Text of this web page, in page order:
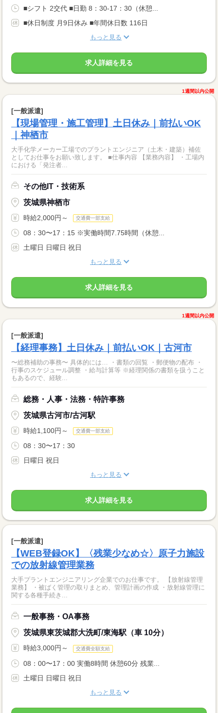
■シフト 2交代 ■日勤 8：30-17：30（休憩...
■休日制度 月9日休み ■年間休日数 116日
もっと見る
求人詳細を見る
1週間以内公開
[一般派遣]
【現場管理・施工管理】土日休み｜前払いOK
｜神栖市
大手化学メーカー工場でのプラントエンジニア（土木・建築）補佐
としてお仕事をお願い致します。 ■仕事内容 【業務内容】 ・工場内
における「発注者...
その他IT・技術系
茨城県神栖市
時給2,000円～ 交通費一部支給
08：30〜17：15 ※実働時間7.75時間（休憩...
土曜日 日曜日 祝日
もっと見る
求人詳細を見る
1週間以内公開
[一般派遣]
【経理事務】土日休み｜前払いOK｜古河市
〜総務補助の事務〜 具体的には… ・書類の回覧 ・郵便物の配布 ・
行事のスケジュール調整 ・給与計算等 ※経理関係の書類を扱うこと
もあるので、経験...
総務・人事・法務・特許事務
茨城県古河市/古河駅
時給1,100円～ 交通費一部支給
08：30〜17：30
日曜日 祝日
もっと見る
求人詳細を見る
[一般派遣]
【WEB登録OK】〈残業少なめ☆〉原子力施設
での放射線管理業務
大手プラントエンジニアリング企業でのお仕事です。 【放射線管理
業務】 ・被ばく管理の取りまとめ、管理計画の作成 ・放射線管理に
関する各種手続き...
一般事務・OA事務
茨城県東茨城郡大洗町/東海駅（車 10分）
時給3,000円～ 交通費全額支給
08：00〜17：00 実働8時間 休憩60分 残業...
土曜日 日曜日 祝日
もっと見る